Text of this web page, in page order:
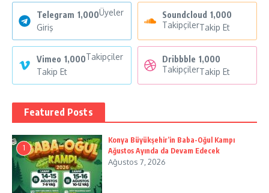
Telegram 1,000Üyeler
Giriş
Soundcloud 1,000
TakipçilerTakip Et
Vimeo 1,000Takipçiler
Takip Et
Dribbble 1,000
TakipçilerTakip Et
Featured Posts
1
Konya Büyükşehir’in Baba-Oğul Kampı
Ağustos Ayında da Devam Edecek
Ağustos 7, 2026